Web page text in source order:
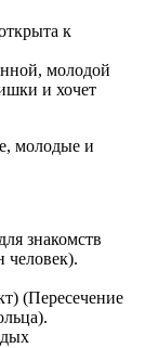
к
молодой
и хочет
молодые и
знакомств
человек).
(Пересечение